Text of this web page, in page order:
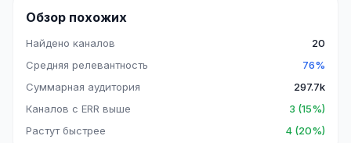
Обзор похожих
Найдено каналов
20
Средняя релевантность
76%
Суммарная аудитория
297.7k
Каналов с ERR выше
3 (15%)
Растут быстрее
4 (20%)